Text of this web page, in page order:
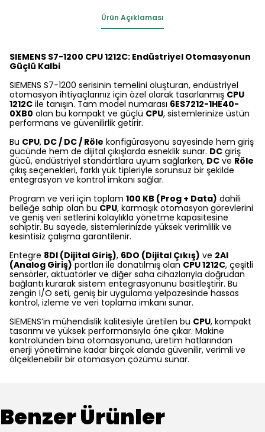
Ürün Açıklaması
SIEMENS S7-1200 CPU 1212C: Endüstriyel Otomasyonun
Güçlü Kalbi
SIEMENS S7-1200 serisinin temelini oluşturan, endüstriyel
otomasyon ihtiyaçlarınız için özel olarak tasarlanmış CPU
1212C ile tanışın. Tam model numarası 6ES7212-1HE40-
0XB0 olan bu kompakt ve güçlü CPU, sistemlerinize üstün
performans ve güvenilirlik getirir.
Bu CPU, DC / DC / Röle konfigürasyonu sayesinde hem giriş
gücünde hem de dijital çıkışlarda esneklik sunar. DC giriş
gücü, endüstriyel standartlara uyum sağlarken, DC ve Röle
çıkış seçenekleri, farklı yük tipleriyle sorunsuz bir şekilde
entegrasyon ve kontrol imkanı sağlar.
Program ve veri için toplam 100 KB (Prog + Data) dahili
belleğe sahip olan bu CPU, karmaşık otomasyon görevlerini
ve geniş veri setlerini kolaylıkla yönetme kapasitesine
sahiptir. Bu sayede, sistemlerinizde yüksek verimlilik ve
kesintisiz çalışma garantilenir.
Entegre 8DI (Dijital Giriş), 6DO (Dijital Çıkış) ve 2AI
(Analog Giriş) portları ile donatılmış olan CPU 1212C, çeşitli
sensörler, aktüatörler ve diğer saha cihazlarıyla doğrudan
bağlantı kurarak sistem entegrasyonunu basitleştirir. Bu
zengin I/O seti, geniş bir uygulama yelpazesinde hassas
kontrol, izleme ve veri toplama imkanı sunar.
SIEMENS’in mühendislik kalitesiyle üretilen bu CPU, kompakt
tasarımı ve yüksek performansıyla öne çıkar. Makine
kontrolünden bina otomasyonuna, üretim hatlarından
enerji yönetimine kadar birçok alanda güvenilir, verimli ve
ölçeklenebilir bir otomasyon çözümü sunar.
Benzer Ürünler